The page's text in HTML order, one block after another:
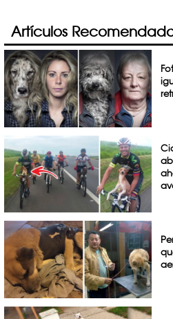
Artículos